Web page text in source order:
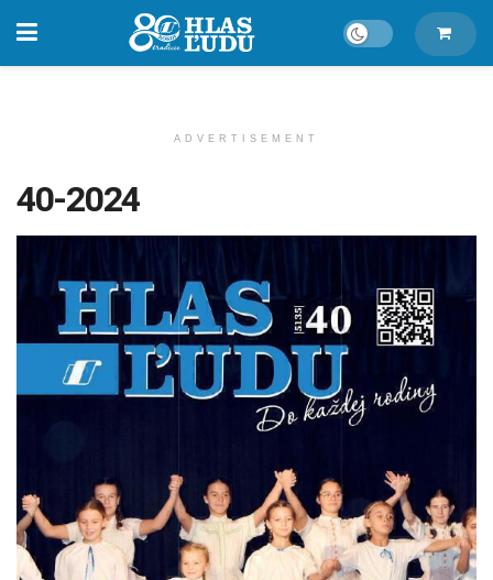
ADVERTISEMENT
40-2024